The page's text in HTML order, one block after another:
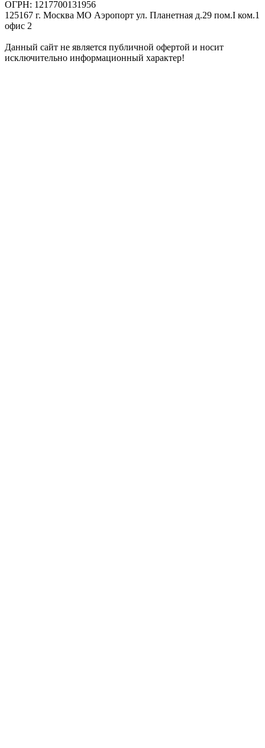
ОГРН: 1217700131956
125167 г. Москва МО Аэропорт ул. Планетная д.29 пом.I ком.1
офис 2
Данный сайт не является публичной офертой и носит
исключительно информационный характер!